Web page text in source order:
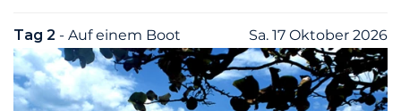
Tag 2 - Auf einem Boot Sa. 17 Oktober 2026